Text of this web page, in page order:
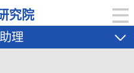
究院
理